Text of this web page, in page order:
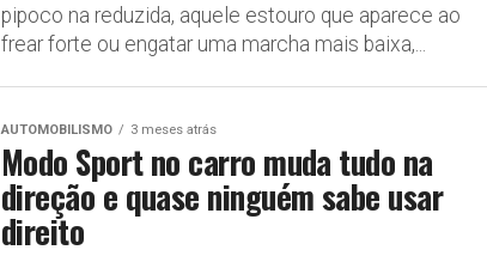
pipoco na reduzida, aquele estouro que aparece ao
frear forte ou engatar uma marcha mais baixa,...
AUTOMOBILISMO 3 meses atrás
Modo Sport no carro muda tudo na
direção e quase ninguém sabe usar
direito